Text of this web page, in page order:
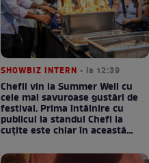
SHOWBIZ INTERN • la 12:39
Chefii vin la Summer Well cu
cele mai savuroase gustări de
festival. Prima întâlnire cu
publicul la standul Chefi la
cuțite este chiar în această